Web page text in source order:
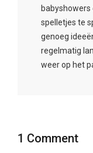
spelletjes te
genoeg
regelmatig
weer op het
1 Comment